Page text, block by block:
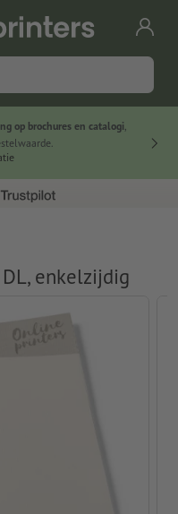
op brochures en catalogi,
enkelzijdig